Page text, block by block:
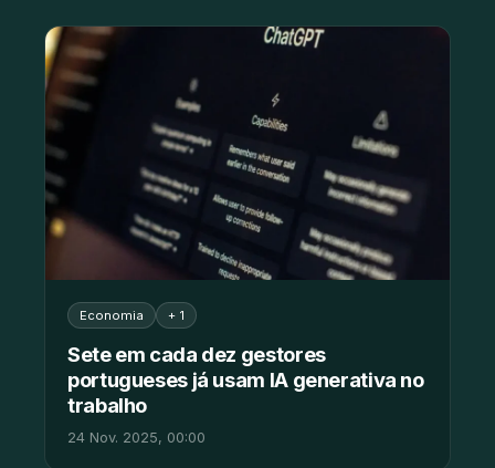
Economia + 1
Sete em cada dez gestores
portugueses já usam IA generativa no
trabalho
24 Nov. 2025, 00:00